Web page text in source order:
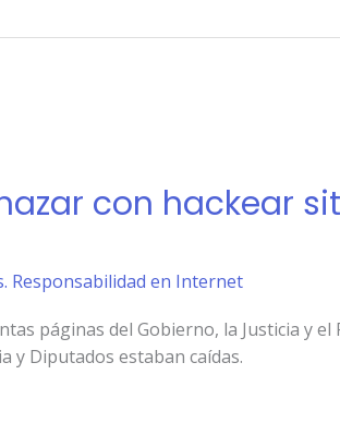
con hackear
Responsabilidad en Internet
páginas del Gobierno, la Justicia y el
y Diputados estaban caídas.